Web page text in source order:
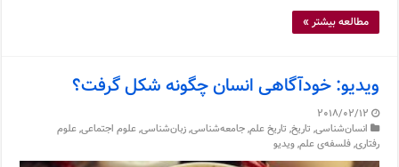
مطالعه بیشتر »
ویدیو: خودآگاهی انسان چگونه شکل گرفت؟
2018/02/12
انسان‌شناسی, تاریخ, تاریخ علم,جامعه‌شناسی,زبان‌شناسی,علوم اجتماعی,علوم
رفتاری,فلسفه‌ی علم,ویدیو